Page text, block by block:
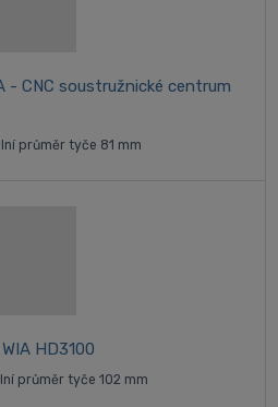
- CNC soustružnické centrum
průměr tyče 81 mm
HD3100
průměr tyče 102 mm